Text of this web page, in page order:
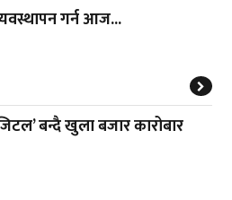
गर्न आज...
बन्दै खुला बजार कारोबार